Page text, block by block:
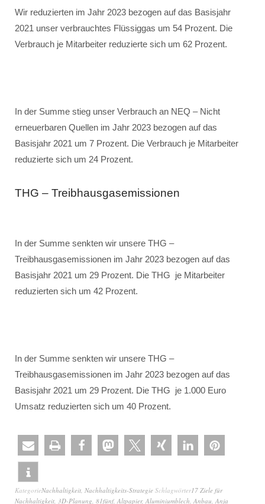
Wir reduzierten im Jahr 2023 bezogen auf das Basisjahr
2021 unser verbrauchtes Flüssiggas um 54 Prozent. Die
Verbrauch je Mitarbeiter reduzierte sich um 62 Prozent.
In der Summe stieg unser Verbrauch an NEQ – Nicht
erneuerbaren Quellen im Jahr 2023 bezogen auf das
Basisjahr 2021 um 7 Prozent. Die Verbrauch je Mitarbeiter
reduzierte sich um 24 Prozent.
THG – Treibhausgasemissionen
In der Summe senkten wir unsere THG –
Treibhausgasemissionen im Jahr 2023 bezogen auf das
Basisjahr 2021 um 29 Prozent. Die THG je Mitarbeiter
reduzierten sich um 42 Prozent.
In der Summe senkten wir unsere THG –
Treibhausgasemissionen im Jahr 2023 bezogen auf das
Basisjahr 2021 um 29 Prozent. Die THG je 1.000 Euro
Umsatz reduzierten sich um 40 Prozent.
KategorieNachhaltigkeit, Nachhaltigkeits-Strategie Schlagwörter17 Ziele für
Nachhaltigkeit, 3D-Planung, 81fünf, Altpapier, Aluminiumblech, Anbau, Anja